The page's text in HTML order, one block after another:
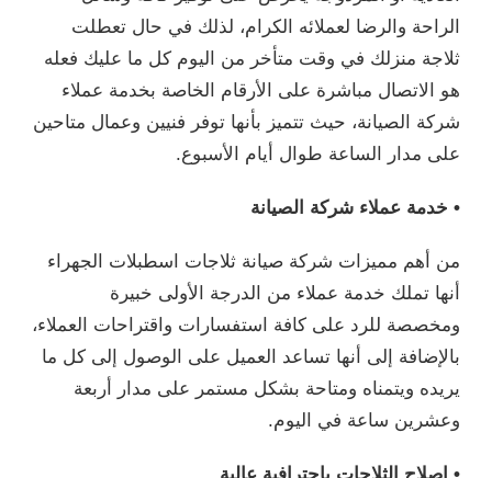
الراحة والرضا لعملائه الكرام، لذلك في حال تعطلت
ثلاجة منزلك في وقت متأخر من اليوم كل ما عليك فعله
هو الاتصال مباشرة على الأرقام الخاصة بخدمة عملاء
شركة الصيانة، حيث تتميز بأنها توفر فنيين وعمال متاحين
على مدار الساعة طوال أيام الأسبوع.
• خدمة عملاء شركة الصيانة
من أهم مميزات شركة صيانة ثلاجات اسطبلات الجهراء
أنها تملك خدمة عملاء من الدرجة الأولى خبيرة
ومخصصة للرد على كافة استفسارات واقتراحات العملاء،
بالإضافة إلى أنها تساعد العميل على الوصول إلى كل ما
يريده ويتمناه ومتاحة بشكل مستمر على مدار أربعة
وعشرين ساعة في اليوم.